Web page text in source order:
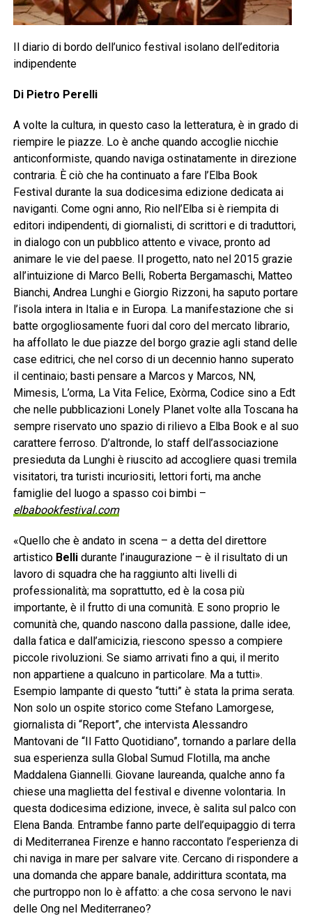
Il diario di bordo dell’unico festival isolano dell’editoria
indipendente
Di Pietro Perelli
A volte la cultura, in questo caso la letteratura, è in grado di
riempire le piazze. Lo è anche quando accoglie nicchie
anticonformiste, quando naviga ostinatamente in direzione
contraria. È ciò che ha continuato a fare l’Elba Book
Festival durante la sua dodicesima edizione dedicata ai
naviganti. Come ogni anno, Rio nell’Elba si è riempita di
editori indipendenti, di giornalisti, di scrittori e di traduttori,
in dialogo con un pubblico attento e vivace, pronto ad
animare le vie del paese. Il progetto, nato nel 2015 grazie
all’intuizione di Marco Belli, Roberta Bergamaschi, Matteo
Bianchi, Andrea Lunghi e Giorgio Rizzoni, ha saputo portare
l’isola intera in Italia e in Europa. La manifestazione che si
batte orgogliosamente fuori dal coro del mercato librario,
ha affollato le due piazze del borgo grazie agli stand delle
case editrici, che nel corso di un decennio hanno superato
il centinaio; basti pensare a Marcos y Marcos, NN,
Mimesis, L’orma, La Vita Felice, Exòrma, Codice sino a Edt
che nelle pubblicazioni Lonely Planet volte alla Toscana ha
sempre riservato uno spazio di rilievo a Elba Book e al suo
carattere ferroso. D’altronde, lo staff dell’associazione
presieduta da Lunghi è riuscito ad accogliere quasi tremila
visitatori, tra turisti incuriositi, lettori forti, ma anche
famiglie del luogo a spasso coi bimbi –
elbabookfestival.com
«Quello che è andato in scena – a detta del direttore
artistico Bellidurante l’inaugurazione – è il risultato di un
lavoro di squadra che ha raggiunto alti livelli di
professionalità; ma soprattutto, ed è la cosa più
importante, è il frutto di una comunità. E sono proprio le
comunità che, quando nascono dalla passione, dalle idee,
dalla fatica e dall’amicizia, riescono spesso a compiere
piccole rivoluzioni. Se siamo arrivati fino a qui, il merito
non appartiene a qualcuno in particolare. Ma a tutti».
Esempio lampante di questo “tutti” è stata la prima serata.
Non solo un ospite storico come Stefano Lamorgese,
giornalista di “Report”, che intervista Alessandro
Mantovani de “Il Fatto Quotidiano”, tornando a parlare della
sua esperienza sulla Global Sumud Flotilla, ma anche
Maddalena Giannelli. Giovane laureanda, qualche anno fa
chiese una maglietta del festival e divenne volontaria. In
questa dodicesima edizione, invece, è salita sul palco con
Elena Banda. Entrambe fanno parte dell’equipaggio di terra
di Mediterranea Firenze e hanno raccontato l’esperienza di
chi naviga in mare per salvare vite. Cercano di rispondere a
una domanda che appare banale, addirittura scontata, ma
che purtroppo non lo è affatto: a che cosa servono le navi
delle Ong nel Mediterraneo?